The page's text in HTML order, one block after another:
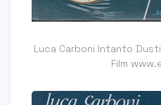
Luca Carboni Intanto
Film